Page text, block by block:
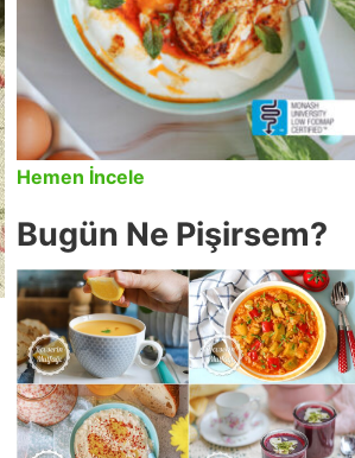
Hemen İncele
Bugün Ne Pişirsem?